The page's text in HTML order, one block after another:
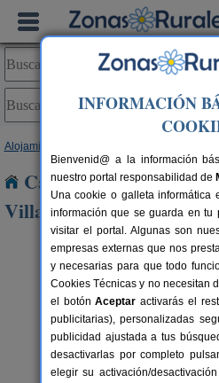
Alojamientos
Casas Rurales cerca
Villavidel
Complejo Rural Aguas
La Omañuela (León)
INFORMACIÓN
Bienvenid@ a la información
nuestro portal responsabilidad de
Una cookie o galleta informática
información que se guarda en tu
visitar el portal. Algunas son
empresas externas que nos
y necesarias para que todo
Cookies Técnicas y no necesitan
el botónAceptar activarás el
publicitarias), personalizadas
publicidad ajustada a tus
desactivarlas por completo
elegir su activación/